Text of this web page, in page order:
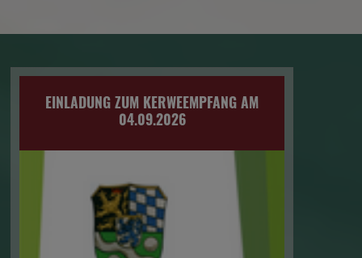
EINLADUNG ZUM KERWEEMPFANG AM
04.09.2026